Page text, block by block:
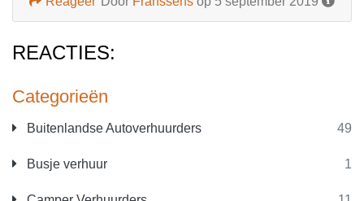
Categorieën
Buitenlandse Autoverhuurders 49
Busje verhuur 1
REACTIES: